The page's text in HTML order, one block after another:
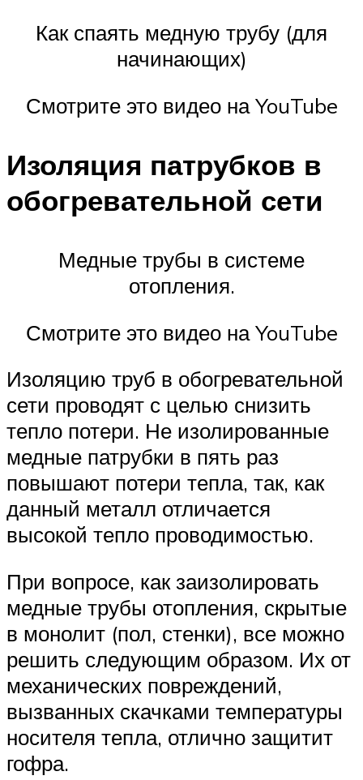
Как спаять медную трубу (для
начинающих)
Смотрите это видео на YouTube
Изоляция патрубков в
обогревательной сети
Медные трубы в системе
отопления.
Смотрите это видео на YouTube
Изоляцию труб в обогревательной
сети проводят с целью снизить
тепло потери. Не изолированные
медные патрубки в пять раз
повышают потери тепла, так, как
данный металл отличается
высокой тепло проводимостью.
При вопросе, как заизолировать
медные трубы отопления, скрытые
в монолит (пол, стенки), все можно
решить следующим образом. Их от
механических повреждений,
вызванных скачками температуры
носителя тепла, отлично защитит
гофра.